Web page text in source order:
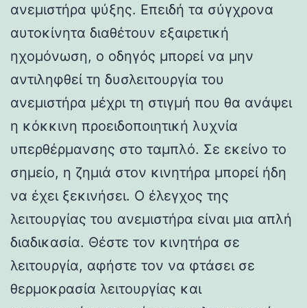
ανεμιστήρα ψύξης. Επειδή τα σύγχρονα
αυτοκίνητα διαθέτουν εξαιρετική
ηχομόνωση, ο οδηγός μπορεί να μην
αντιληφθεί τη δυσλειτουργία του
ανεμιστήρα μέχρι τη στιγμή που θα ανάψει
η κόκκινη προειδοποιητική λυχνία
υπερθέρμανσης στο ταμπλό. Σε εκείνο το
σημείο, η ζημιά στον κινητήρα μπορεί ήδη
να έχει ξεκινήσει. Ο έλεγχος της
λειτουργίας του ανεμιστήρα είναι μια απλή
διαδικασία. Θέστε τον κινητήρα σε
λειτουργία, αφήστε τον να φτάσει σε
θερμοκρασία λειτουργίας και